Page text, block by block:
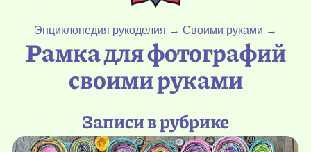
Энциклопедия рукоделия → Своими руками →
Рамка для фотографий
своими руками
Записи в рубрике